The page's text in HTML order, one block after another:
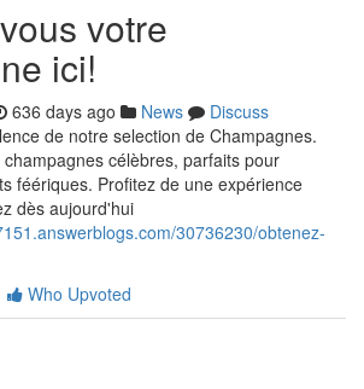
votre
ici!
636 days ago News
Discuss
de notre selection de Champagnes.
célèbres, parfaits pour
féériques. Profitez de une expérience
dès aujourd'hui
30736230/obtenez-
Who Upvoted